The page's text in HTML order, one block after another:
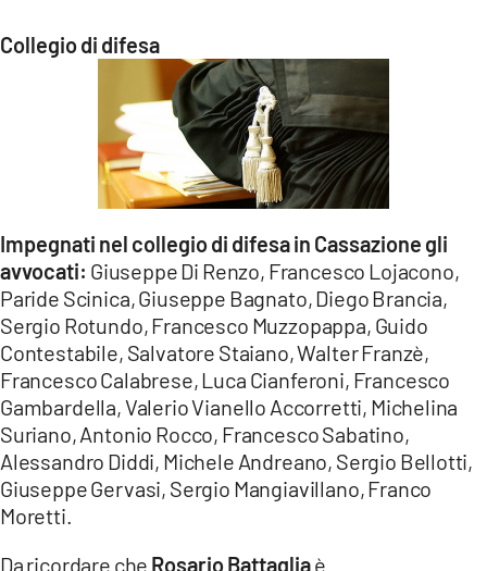
Collegio di difesa
Impegnati nel collegio di difesa in Cassazione gli
avvocati: Giuseppe Di Renzo, Francesco Lojacono,
Paride Scinica, Giuseppe Bagnato, Diego Brancia,
Sergio Rotundo, Francesco Muzzopappa, Guido
Contestabile, Salvatore Staiano, Walter Franzè,
Francesco Calabrese, Luca Cianferoni, Francesco
Gambardella, Valerio Vianello Accorretti, Michelina
Suriano, Antonio Rocco, Francesco Sabatino,
Alessandro Diddi, Michele Andreano, Sergio Bellotti,
Giuseppe Gervasi, Sergio Mangiavillano, Franco
Moretti.
Da ricordare che Rosario Battagliaè